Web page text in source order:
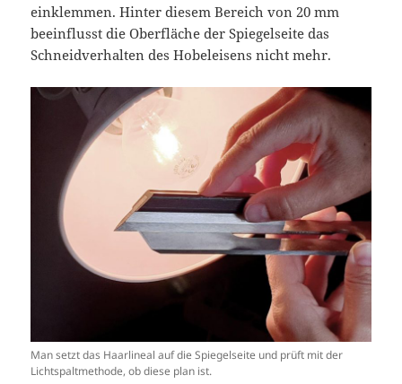
einklemmen. Hinter diesem Bereich von 20 mm
beeinflusst die Oberfläche der Spiegelseite das
Schneidverhalten des Hobeleisens nicht mehr.
Man setzt das Haarlineal auf die Spiegelseite und prüft mit der
Lichtspaltmethode, ob diese plan ist.